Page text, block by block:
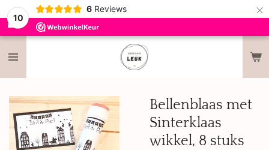
10
6 Reviews ×
Bellenblaas met
Sinterklaas
wikkel, 8 stuks